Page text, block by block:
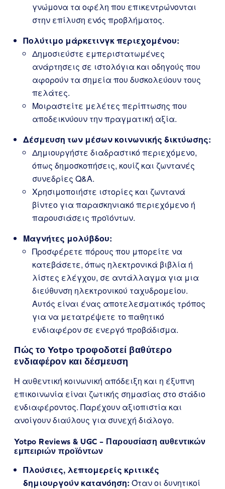
γνώμονα τα οφέλη που επικεντρώνονται
στην επίλυση ενός προβλήματος.
Πολύτιμο μάρκετινγκ περιεχομένου:
Δημοσιεύστε εμπεριστατωμένες
ανάρτησεις σε ιστολόγια και οδηγούς που
αφορούν τα σημεία που δυσκολεύουν τους
πελάτες.
Μοιραστείτε μελέτες περίπτωσης που
αποδεικνύουν την πραγματική αξία.
Δέσμευση των μέσων κοινωνικής δικτύωσης:
Δημιουργήστε διαδραστικό περιεχόμενο,
όπως δημοσκοπήσεις, κουίζ και ζωντανές
συνεδρίες Q&A.
Χρησιμοποιήστε ιστορίες και ζωντανά
βίντεο για παρασκηνιακό περιεχόμενο ή
παρουσιάσεις προϊόντων.
Μαγνήτες μολύβδου:
Προσφέρετε πόρους που μπορείτε να
κατεβάσετε, όπως ηλεκτρονικά βιβλία ή
λίστες ελέγχου, σε αντάλλαγμα για μια
διεύθυνση ηλεκτρονικού ταχυδρομείου.
Αυτός είναι ένας αποτελεσματικός τρόπος
για να μετατρέψετε το παθητικό
ενδιαφέρον σε ενεργό προβάδισμα.
Πώς το Yotpo τροφοδοτεί βαθύτερο
ενδιαφέρον και δέσμευση
Η αυθεντική κοινωνική απόδειξη και η έξυπνη
επικοινωνία είναι ζωτικής σημασίας στο στάδιο
ενδιαφέροντος. Παρέχουν αξιοπιστία και
ανοίγουν διαύλους για συνεχή διάλογο.
Yotpo Reviews & UGC – Παρουσίαση αυθεντικών
εμπειριών προϊόντων
Πλούσιες, λεπτομερείς κριτικές
δημιουργούν κατανόηση: Όταν οι δυνητικοί